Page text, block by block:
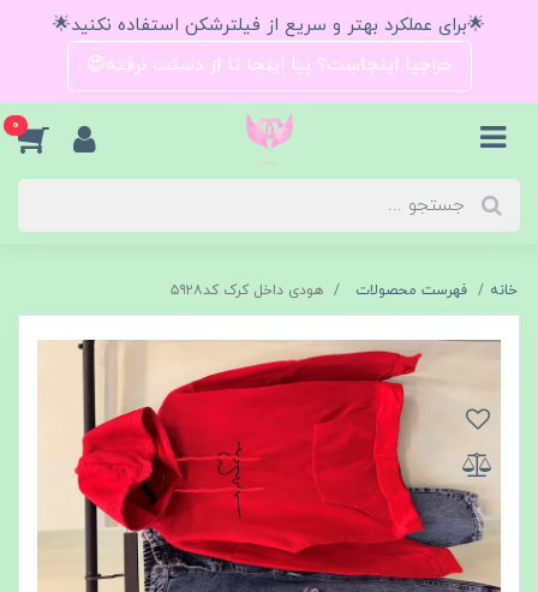
🌟برای عملکرد بهتر و سریع از فیلترشکن استفاده نکنید🌟
حراجیا اینجاست؟ بیا اینجا تا از دستت نرفته😍
0
خانه فهرست محصولات هودی داخل کرک کد۵۹۲۸